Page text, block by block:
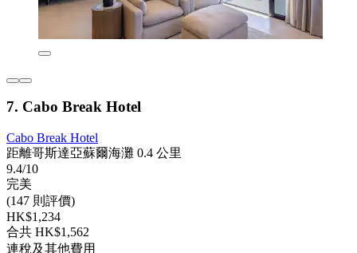
7. Cabo Break Hotel
Cabo Break Hotel
距離哥斯達亞蘇爾海灘 0.4 公里
9.4/10
完美
(147 則評價)
HK$1,234
合共 HK$1,562
連稅及其他費用